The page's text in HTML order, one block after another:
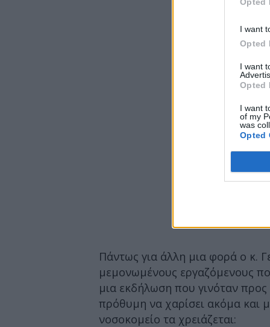
I want
Opted
I want
Opted
I want
of my
was
Opted
Πάντως για άλλη μια φορά ο κ.
μεμονωμένους εργαζόμενους
μια εκδήλωση που γινόταν προς
πρόθυμη να χαρίσει ακόμα και
νοσοκομείο τα χρειάζεται: